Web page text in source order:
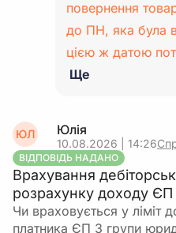
повернення
до ПН, яка була
цією ж датою
Ще
ЮЛ Юлія
10.08.2026 | 14:26
ВІДПОВІДЬ НАДАНО
Врахування
розрахунку доходу ЄП
Чи враховується у ліміт
платника ЄП 3 групи